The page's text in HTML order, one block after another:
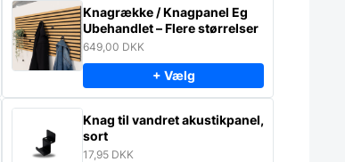
Knagrække / Knagpanel Eg
Ubehandlet – Flere størrelser
649,00 DKK
+ Vælg
Knag til vandret akustikpanel,
sort
17,95 DKK